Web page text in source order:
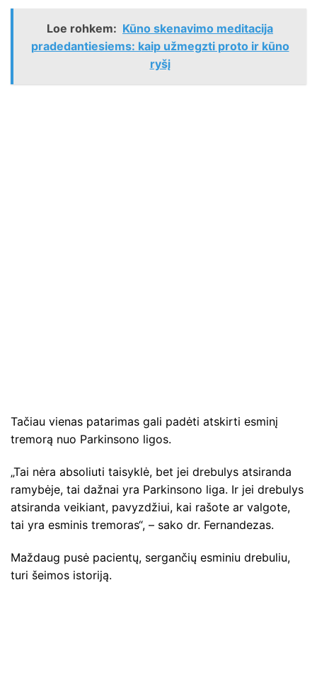
Loe rohkem: Kūno skenavimo meditacija
pradedantiesiems: kaip užmegzti proto ir kūno
ryšį
Tačiau vienas patarimas gali padėti atskirti esminį
tremorą nuo Parkinsono ligos.
„Tai nėra absoliuti taisyklė, bet jei drebulys atsiranda
ramybėje, tai dažnai yra Parkinsono liga. Ir jei drebulys
atsiranda veikiant, pavyzdžiui, kai rašote ar valgote,
tai yra esminis tremoras“, – sako dr. Fernandezas.
Maždaug pusė pacientų, sergančių esminiu drebuliu,
turi šeimos istoriją.